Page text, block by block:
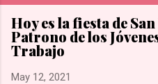
Cuando el rey de Burgunda,
de su fe, rehusó. Junto con
una marcha hacia la aldea de
su hogar. 🙏🏽 Según la
prisionero en cada cruce de
Hoy es la fiesta de
Patrono de los
Trabajo
May 12, 2021